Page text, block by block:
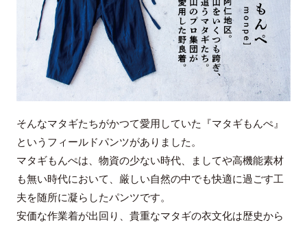
そんなマタギたちがかつて愛用していた『マタギもんぺ』
というフィールドパンツがありました。
マタギもんぺは、物資の少ない時代、ましてや高機能素材
も無い時代において、厳しい自然の中でも快適に過ごす工
夫を随所に凝らしたパンツです。
安価な作業着が出回り、貴重なマタギの衣文化は歴史から